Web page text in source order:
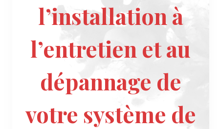
l’installation à
l’entretien et au
dépannage de
votre système de